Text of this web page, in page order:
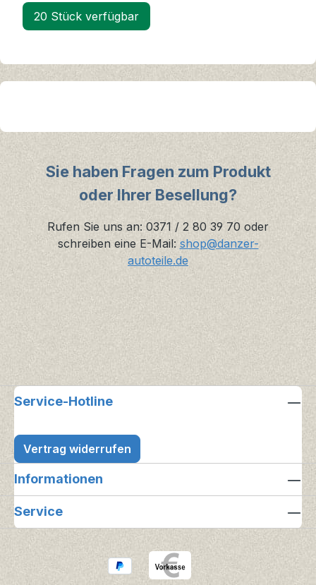
20 Stück verfügbar
Sie haben Fragen zum Produkt
oder Ihrer Besellung?
Rufen Sie uns an: 0371 / 2 80 39 70 oder
schreiben eine E-Mail: shop@danzer-
autoteile.de
Service-Hotline
Vertrag widerrufen
Informationen
Service